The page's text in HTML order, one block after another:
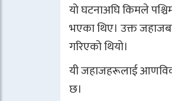
यो घटनाअघि किमले
भएका थिए। उक्त
गरिएको थियो।
यी जहाजहरूलाई आणविक
छ।